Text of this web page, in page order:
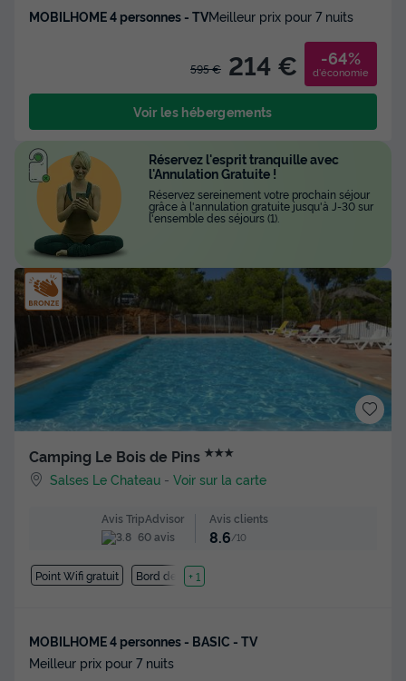
MOBILHOME 4 personnes - TVMeilleur prix pour 7 nuits
595 € 214 € -64%
d'économie
Voir les hébergements
Camping Le Bois de Pins ★★★
Salses Le Chateau -Voir sur la carte
Avis TripAdvisor
60 avis
Avis clients
8.6/10
Point Wifi gratuit Bord de mer
+ 1
MOBILHOME 4 personnes - BASIC - TV
Meilleur prix pour 7 nuits
Réservez l'esprit tranquille avec
l'Annulation Gratuite !
Réservez sereinement votre prochain séjour
grâce à l'annulation gratuite jusqu'à J-30 sur
l'ensemble des séjours (1).